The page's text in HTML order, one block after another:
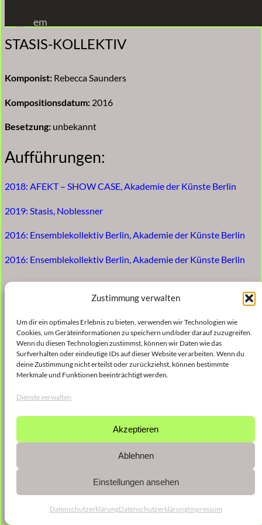
Zustimmung verwalten
Um dir ein optimales Erlebnis zu bieten, verwenden wir Technologien wie
Cookies, um Geräteinformationen zu speichern und/oder darauf zuzugreifen.
Wenn du diesen Technologien zustimmst, können wir Daten wie das
Surfverhalten oder eindeutige IDs auf dieser Website verarbeiten. Wenn du
deine Zustimmung nicht erteilst oder zurückziehst, können bestimmte
Merkmale und Funktionen beeinträchtigt werden.
Dienste verwalten
Akzeptieren
Ablehnen
Einstellungen ansehen
DatenschutzerklärungDatenschutzerklärungImpressum
Inhalt
springen
em
STASIS-KOLLEKTIV
Komponist: Rebecca Saunders
Kompositionsdatum: 2016
Besetzung: unbekannt
Aufführungen:
2018: AFEKT – SHOW CASE, Akademie der Künste Berlin
2019: Stasis, Noblessner
2016: Ensemblekollektiv Berlin, Akademie der Künste Berlin
2016: Ensemblekollektiv Berlin, Akademie der Künste Berlin